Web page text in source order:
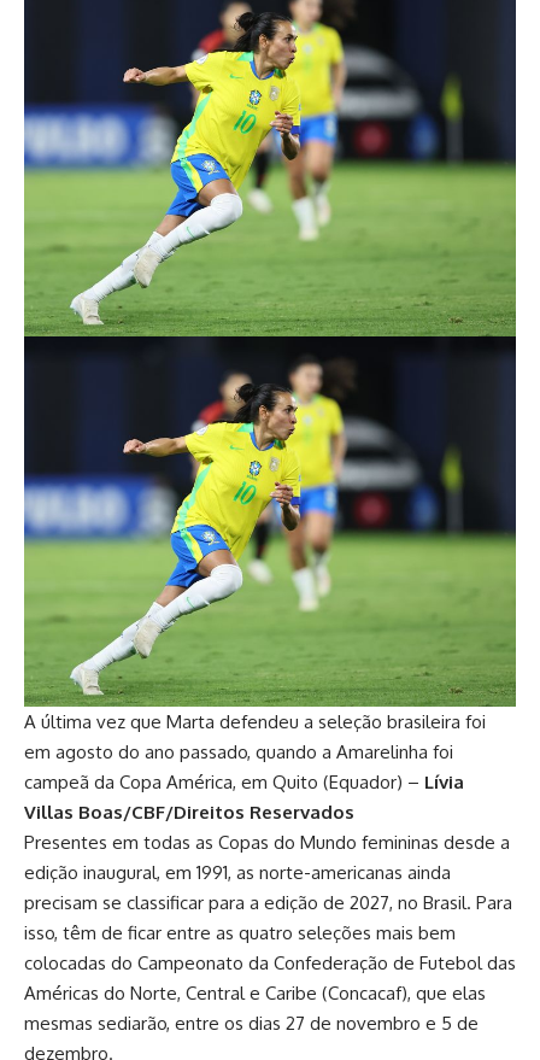
A última vez que Marta defendeu a seleção brasileira foi
em agosto do ano passado, quando a Amarelinha foi
campeã da Copa América, em Quito (Equador) – Lívia
Villas Boas/CBF/Direitos Reservados
Presentes em todas as Copas do Mundo femininas desde a
edição inaugural, em 1991, as norte-americanas ainda
precisam se classificar para a edição de 2027, no Brasil. Para
isso, têm de ficar entre as quatro seleções mais bem
colocadas do Campeonato da Confederação de Futebol das
Américas do Norte, Central e Caribe (Concacaf), que elas
mesmas sediarão, entre os dias 27 de novembro e 5 de
dezembro.